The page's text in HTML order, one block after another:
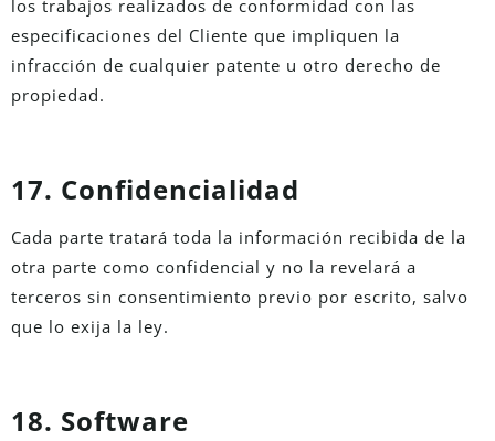
los trabajos realizados de conformidad con las
especificaciones del Cliente que impliquen la
infracción de cualquier patente u otro derecho de
propiedad.
17. Confidencialidad
Cada parte tratará toda la información recibida de la
otra parte como confidencial y no la revelará a
terceros sin consentimiento previo por escrito, salvo
que lo exija la ley.
18. Software